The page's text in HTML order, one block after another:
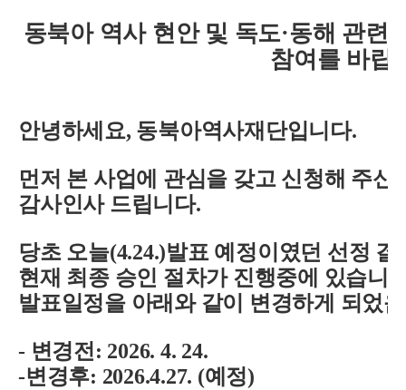
동북아 역사 현안 및 독도·동해 관련
참여를 바랍
안녕하세요, 동북아역사재단입니다.
먼저 본 사업에 관심을 갖고 신청해 주
감사인사 드립니다.
당초 오늘(4.24.)발표 예정이였던 선정 결
현재 최종 승인 절차가 진행중에 있습니
발표일정을 아래와 같이 변경하게 되었
- 변경전: 2026. 4. 24.
-변경후: 2026.4.27. (예정)